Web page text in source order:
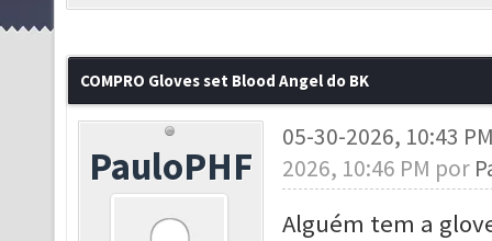
COMPRO Gloves set Blood Angel do BK
PauloPHF
05-30-2026, 10:43
2026, 10:46 PM por
Alguém tem a